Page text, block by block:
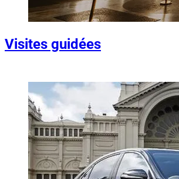
Visites guidées